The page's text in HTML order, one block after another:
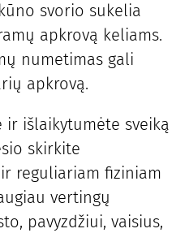
svorio sukelia
apkrovą keliams.
numetimas gali
apkrovą.
ir išlaikytumėte sveiką
skirkite
reguliariam fiziniam
vertingų
pavyzdžiui, vaisius,